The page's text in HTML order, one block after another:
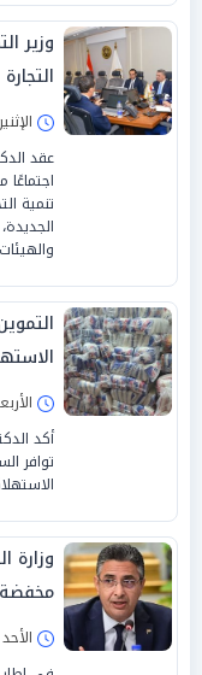
وزير
الإثنين 24/نوفمبر/2025
عقد
تنمية
الأربعاء 19/نوفمبر/
أكد
توافر
وزارة
مخفضة
الأحد 09/نوفمبر/2025 - 03:47 م